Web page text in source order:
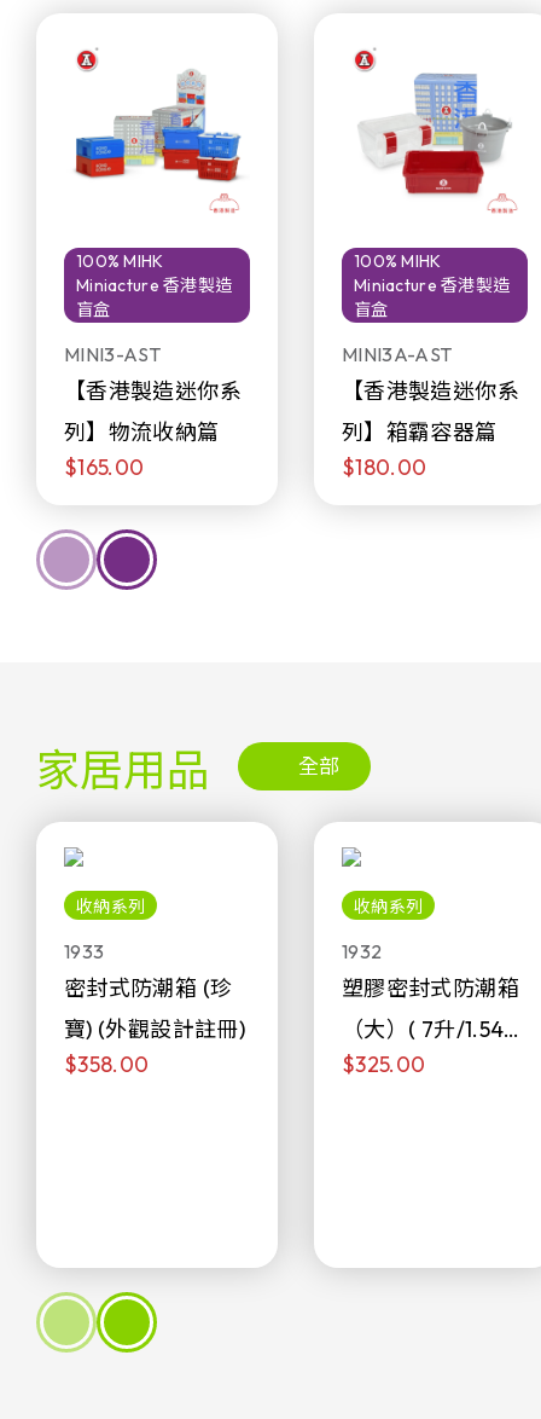
100% MIHK
Miniacture 香港製造
盲盒
MINI3-AST
【香港製造迷你系
列】物流收納篇
$165.00
100% MIHK
Miniacture 香港製造
盲盒
MINI3A-AST
【香港製造迷你系
列】箱霸容器篇
$180.00
家居用品 全部
收納系列
1933
密封式防潮箱 (珍
寶) (外觀設計註冊)
$358.00
收納系列
1932
塑膠密封式防潮箱
（大）( 7升/1.54加
侖)
$325.00